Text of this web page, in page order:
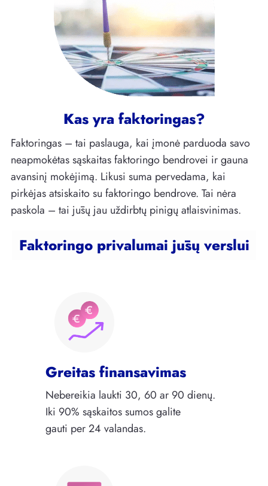
Kas yra faktoringas?
Faktoringas – tai paslauga, kai įmonė parduoda savo
neapmokėtas sąskaitas faktoringo bendrovei ir gauna
avansinį mokėjimą. Likusi suma pervedama, kai
pirkėjas atsiskaito su faktoringo bendrove. Tai nėra
paskola – tai jūsų jau uždirbtų pinigų atlaisvinimas.
Faktoringo privalumai jūsų verslui
Greitas finansavimas
Nebereikia laukti 30, 60 ar 90 dienų.
Iki 90% sąskaitos sumos galite
gauti per 24 valandas.